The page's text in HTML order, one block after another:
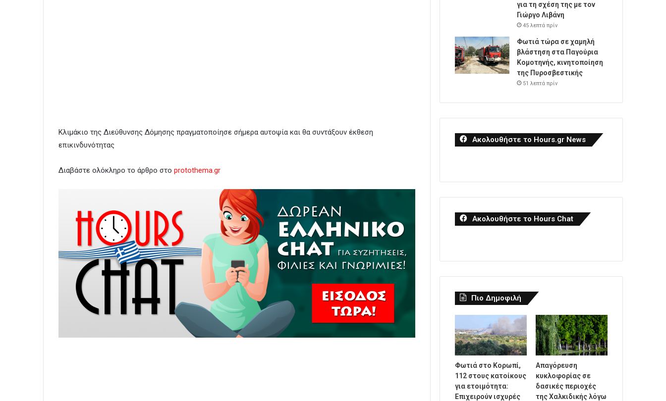
Κλιμάκιο της Διεύθυνσης Δόμησης πραγματοποίησε σήμερα αυτοψία και θα συντάξουν έκθεση
επικινδυνότητας
Διαβάστε ολόκληρο το άρθρο στο protothema.gr
για τη σχέση της με τον
Γιώργο Λιβάνη
45 λεπτά πρίν
Φωτιά τώρα σε χαμηλή
βλάστηση στα Παγούρια
Κομοτηνής, κινητοποίηση
της Πυροσβεστικής
51 λεπτά πρίν
Ακολουθήστε το Hours.gr News
Ακολουθήστε το Hours Chat
Πιο Δημοφιλή
Φωτιά στο Κορωπί,
112 στους κατοίκους
για ετοιμότητα:
Επιχειρούν ισχυρές
Απαγόρευση
κυκλοφορίας σε
δασικές περιοχές
της Χαλκιδικής λόγω